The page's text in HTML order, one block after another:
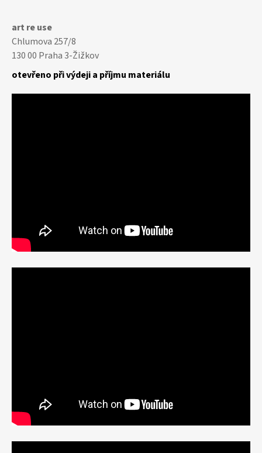
art re use
Chlumova 257/8
130 00 Praha 3-Žižkov
otevřeno při výdeji a příjmu materiálu